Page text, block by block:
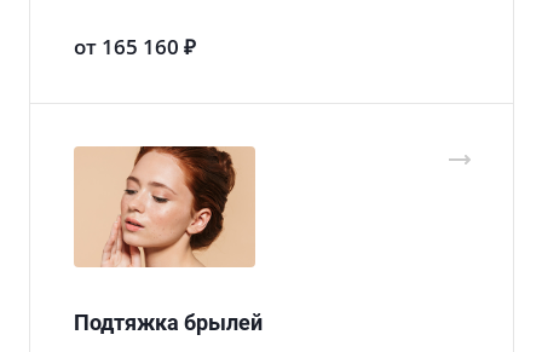
от 165 160 ₽
Подтяжка брылей